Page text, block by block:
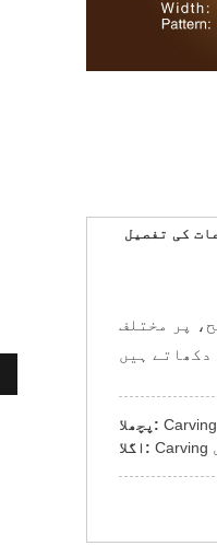
کی تفصیل
پر مختلف
پچھلا:
اگلا: